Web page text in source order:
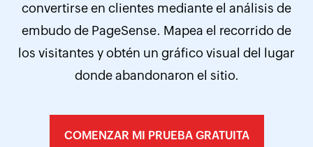
convertirse en clientes mediante el análisis de
embudo de PageSense. Mapea el recorrido de
los visitantes y obtén un gráfico visual del lugar
donde abandonaron el sitio.
COMENZAR MI PRUEBA GRATUITA